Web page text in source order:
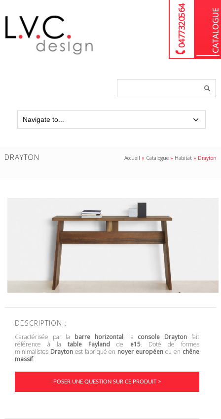
04 77 32 05 64
DRAYTON Accueil » Catalogue » Habitat » Drayton
DESCRIPTION :
Caractérisée par la barre horizontal, la console Drayton fait
référence à latable Fayland de e15. Doté de formes
minimalistes Draytonest fabriqué en noyer européen ou en chêne
massif.
POSER UNE QUESTION SUR CE PRODUIT >